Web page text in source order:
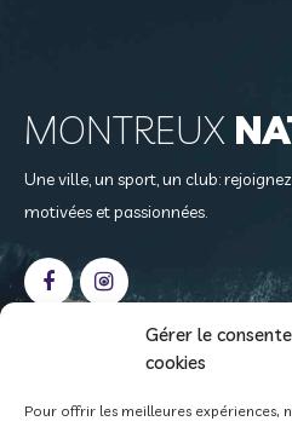
Gérer le
cookies
Pour offrir les meilleures expériences,
MONTREUX
Une ville, un sport, un club:
motivées et passionnées.